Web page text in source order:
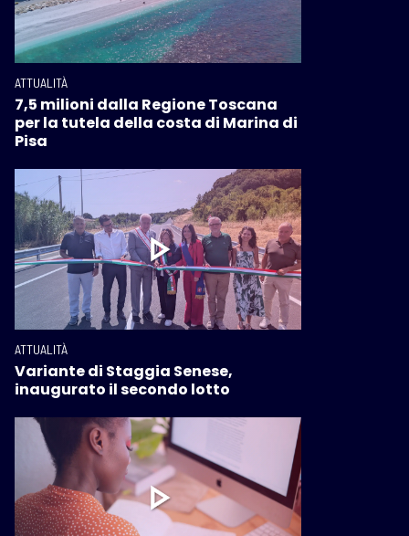
ATTUALITÀ
7,5 milioni dalla Regione Toscana
per la tutela della costa di Marina di
Pisa
ATTUALITÀ
Variante di Staggia Senese,
inaugurato il secondo lotto